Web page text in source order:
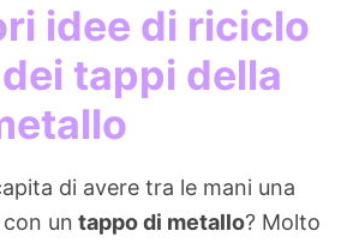
idee di riciclo
tappi della
di avere tra le mani una
un tappo di metallo? Molto